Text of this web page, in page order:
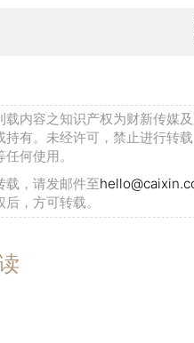
载内容之知识产权为财新传媒
持有。未经许可，禁止进行转
何使用。
载，请发邮件至
，方可转载。